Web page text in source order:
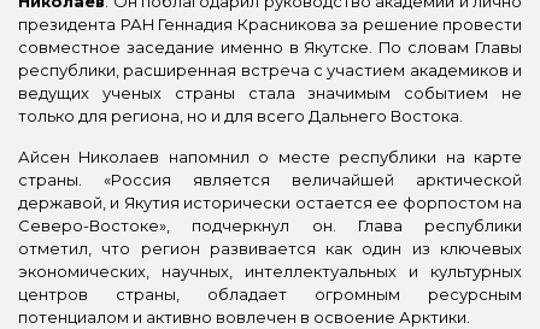
президента РАН Геннадия Красникова за решение провести
совместное заседание именно в Якутске. По словам Главы
республики, расширенная встреча с участием академиков и
ведущих ученых страны стала значимым событием не
только для региона, но и для всего Дальнего Востока.
Айсен Николаев напомнил о месте республики на карте
страны. «Россия является величайшей арктической
державой, и Якутия исторически остается ее форпостом на
Северо-Востоке», подчеркнул он. Глава республики
отметил, что регион развивается как один из ключевых
экономических, научных, интеллектуальных и культурных
центров страны, обладает огромным ресурсным
потенциалом и активно вовлечен в освоение Арктики.